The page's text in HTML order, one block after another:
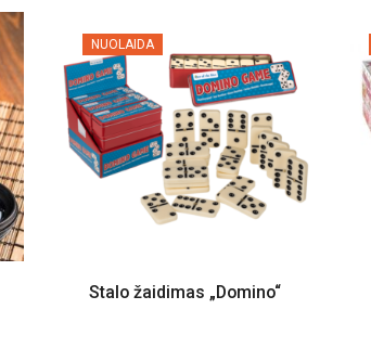
NUOLAIDA
Stalo žaidimas „Domino“